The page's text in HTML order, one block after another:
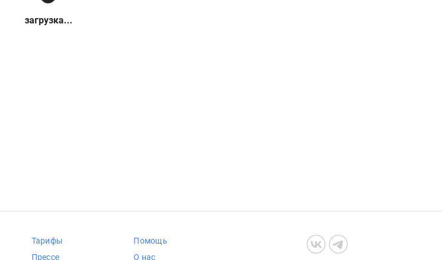
загрузка...
Тарифы
Прессе
Помощь
О нас